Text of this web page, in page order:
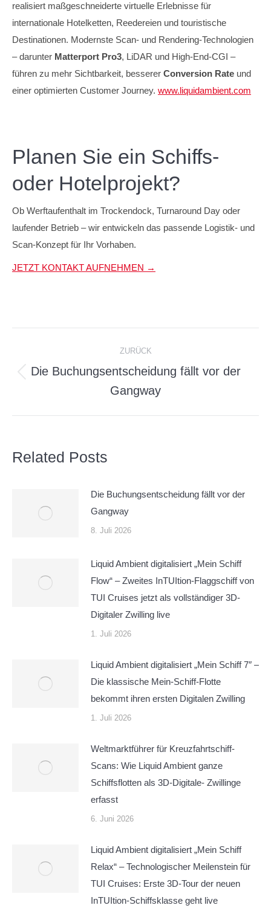
realisiert maßgeschneiderte virtuelle Erlebnisse für
internationale Hotelketten, Reedereien und touristische
Destinationen. Modernste Scan- und Rendering-Technologien
– darunter Matterport Pro3, LiDAR und High-End-CGI –
führen zu mehr Sichtbarkeit, besserer Conversion Rate und
einer optimierten Customer Journey. www.liquidambient.com
Planen Sie ein Schiffs-
oder Hotelprojekt?
Ob Werftaufenthalt im Trockendock, Turnaround Day oder
laufender Betrieb – wir entwickeln das passende Logistik- und
Scan-Konzept für Ihr Vorhaben.
JETZT KONTAKT AUFNEHMEN →
Kommentarnavigation
ZURÜCK
Vorheriger
Beitrag:
Die Buchungsentscheidung fällt vor der
Gangway
Related Posts
Die Buchungsentscheidung fällt vor der
Gangway
8. Juli 2026
Liquid Ambient digitalisiert „Mein Schiff
Flow“ – Zweites InTUItion-Flaggschiff von
TUI Cruises jetzt als vollständiger 3D-
Digitaler Zwilling live
1. Juli 2026
Liquid Ambient digitalisiert „Mein Schiff 7″ –
Die klassische Mein-Schiff-Flotte
bekommt ihren ersten Digitalen Zwilling
1. Juli 2026
Weltmarktführer für Kreuzfahrtschiff-
Scans: Wie Liquid Ambient ganze
Schiffsflotten als 3D-Digitale- Zwillinge
erfasst
6. Juni 2026
Liquid Ambient digitalisiert „Mein Schiff
Relax“ – Technologischer Meilenstein für
TUI Cruises: Erste 3D-Tour der neuen
InTUItion-Schiffsklasse geht live